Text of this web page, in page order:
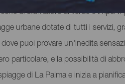
di sfumature di verde e impervi
urbane dotate di tutti i servizi,
puoi provare un'inedita
particolare, e la possibilità di
di La Palma e inizia a